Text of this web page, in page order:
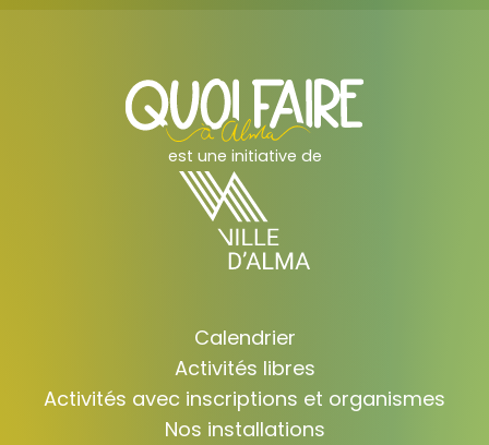
est une initiative de
Calendrier
Activités libres
Activités avec inscriptions et organismes
Nos installations